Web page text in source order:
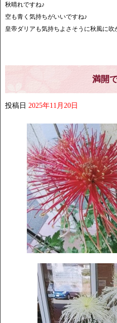
秋晴れですね♪
空も青く気持ちがいいですね♪
皇帝ダリアも気持ちよさそうに秋風に
満開
投稿日 2025年11月20日